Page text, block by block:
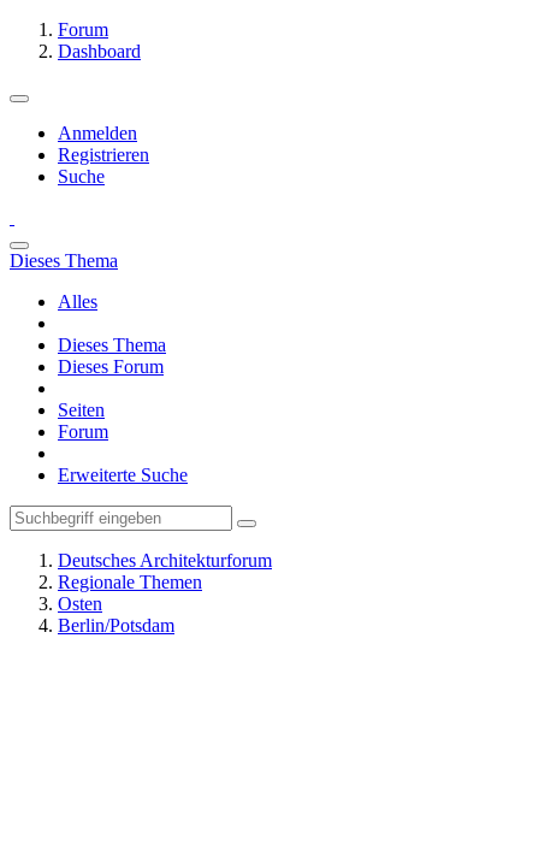
Forum
Dashboard
Anmelden
Registrieren
Suche
Dieses Thema
Alles
Dieses Thema
Dieses Forum
Seiten
Forum
Erweiterte Suche
Deutsches Architekturforum
Regionale Themen
Osten
Berlin/Potsdam